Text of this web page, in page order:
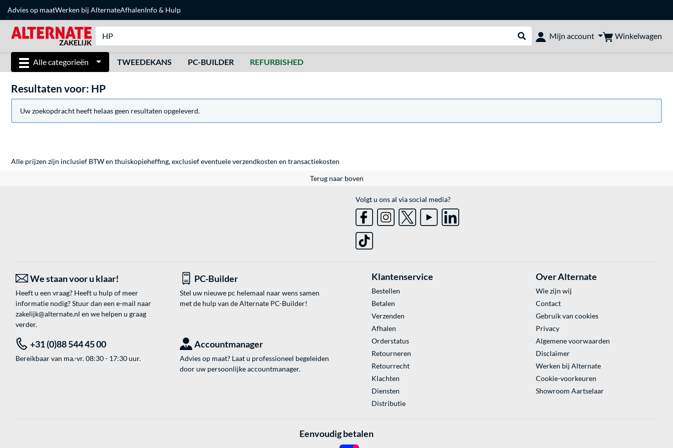
Advies op maatWerken bij AlternateAfhalenInfo & Hulp
Webshop doorzoeken
Mijn account Winkelwagen
Alle categorieën TWEEDEKANS PC-BUILDER REFURBISHED
Resultaten voor: HP
Uw zoekopdracht heeft helaas geen resultaten opgeleverd.
Alle prijzen zijn inclusief BTW en thuiskopieheffing, exclusief eventueleverzendkosten en transactiekosten
Terug naar boven
Volgt u ons al via social media?
We staan voor u klaar!
Heeft u een vraag? Heeft u hulp of meer
informatie nodig? Stuur dan een e-mail naar
zakelijk@alternate.nl en we helpen u graag
verder.
PC-Builder
Stel uw nieuwe pc helemaal naar wens samen
met de hulp van de Alternate PC-Builder!
+31 (0)88 544 45 00
Bereikbaar van ma.-vr. 08:30 - 17:30 uur.
Accountmanager
Advies op maat? Laat u professioneel begeleiden
door uw persoonlijke accountmanager.
Klantenservice
Bestellen
Betalen
Verzenden
Afhalen
Orderstatus
Retourneren
Retourrecht
Klachten
Diensten
Distributie
Over Alternate
Wie zijn wij
Contact
Gebruik van cookies
Privacy
Algemene voorwaarden
Disclaimer
Werken bij Alternate
Cookie-voorkeuren
Showroom Aartselaar
Eenvoudig betalen